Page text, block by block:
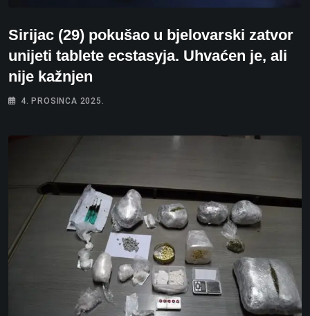
Sirijac (29) pokušao u bjelovarski zatvor
unijeti tablete ecstasyja. Uhvaćen je, ali
nije kažnjen
4. PROSINCA 2025.